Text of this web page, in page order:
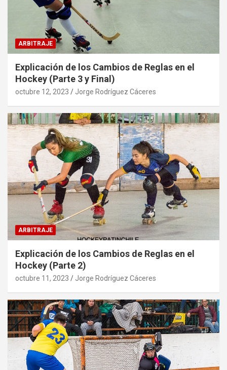
ARBITRAJE
Explicación de los Cambios de Reglas en el
Hockey (Parte 3 y Final)
octubre 12, 2023 Jorge Rodríguez Cáceres
ARBITRAJE
Explicación de los Cambios de Reglas en el
Hockey (Parte 2)
octubre 11, 2023 Jorge Rodríguez Cáceres